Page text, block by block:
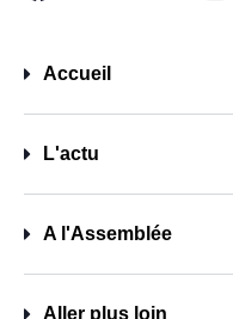
Accueil
L'actu
A l'Assemblée
Aller plus loin